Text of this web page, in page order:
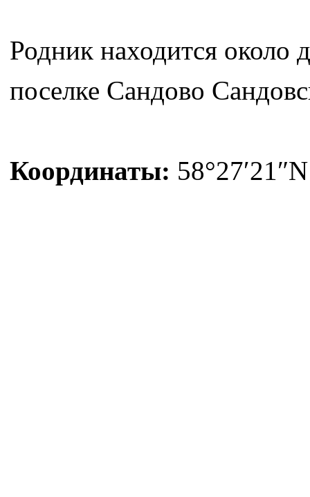
Родник находится около
поселке Сандово
Координаты: